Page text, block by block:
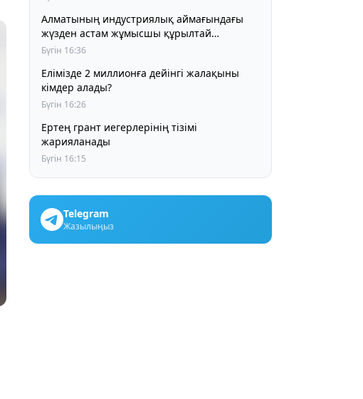
Алматының индустриялық аймағындағы
жүзден астам жұмысшы құрылтай
мүшелерін сайлауға қатысуға дайын
Бүгін 16:36
Елімізде 2 миллионға дейінгі жалақыны
кімдер алады?
Бүгін 16:26
Ертең грант иегерлерінің тізімі
жарияланады
Бүгін 16:15
Telegram
Жазылыңыз